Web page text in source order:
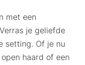
met een
je geliefde
setting. Of je nu
haard of een